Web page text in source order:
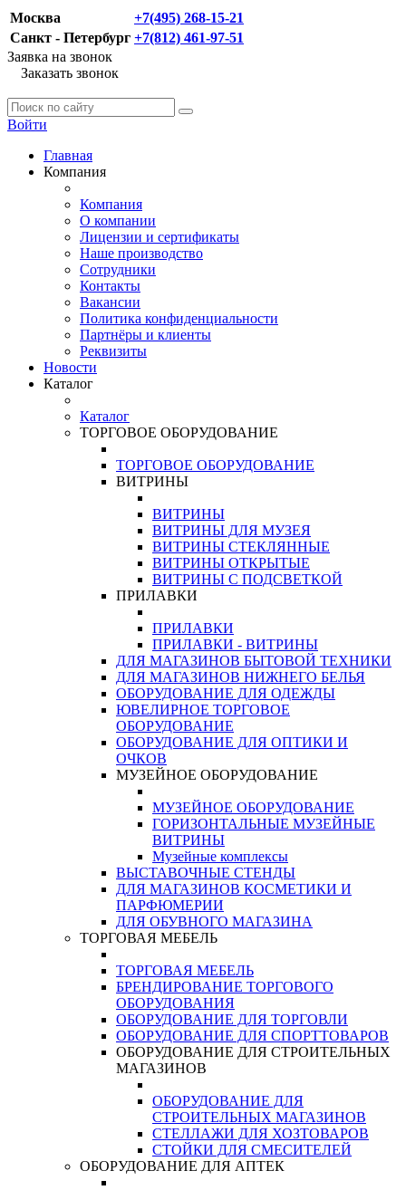
Москва
+7(495) 268-15-21
Санкт - Петербург +7(812) 461-97-51
Заявка на звонок
Заказать звонок
Войти
Главная
Компания
Компания
О компании
Лицензии и сертификаты
Наше производство
Сотрудники
Контакты
Вакансии
Политика конфиденциальности
Партнёры и клиенты
Реквизиты
Новости
Каталог
Каталог
ТОРГОВОЕ ОБОРУДОВАНИЕ
ТОРГОВОЕ ОБОРУДОВАНИЕ
ВИТРИНЫ
ВИТРИНЫ
ВИТРИНЫ ДЛЯ МУЗЕЯ
ВИТРИНЫ СТЕКЛЯННЫЕ
ВИТРИНЫ ОТКРЫТЫЕ
ВИТРИНЫ С ПОДСВЕТКОЙ
ПРИЛАВКИ
ПРИЛАВКИ
ПРИЛАВКИ - ВИТРИНЫ
ДЛЯ МАГАЗИНОВ БЫТОВОЙ ТЕХНИКИ
ДЛЯ МАГАЗИНОВ НИЖНЕГО БЕЛЬЯ
ОБОРУДОВАНИЕ ДЛЯ ОДЕЖДЫ
ЮВЕЛИРНОЕ ТОРГОВОЕ
ОБОРУДОВАНИЕ
ОБОРУДОВАНИЕ ДЛЯ ОПТИКИ И
ОЧКОВ
МУЗЕЙНОЕ ОБОРУДОВАНИЕ
МУЗЕЙНОЕ ОБОРУДОВАНИЕ
ГОРИЗОНТАЛЬНЫЕ МУЗЕЙНЫЕ
ВИТРИНЫ
Музейные комплексы
ВЫСТАВОЧНЫЕ СТЕНДЫ
ДЛЯ МАГАЗИНОВ КОСМЕТИКИ И
ПАРФЮМЕРИИ
ДЛЯ ОБУВНОГО МАГАЗИНА
ТОРГОВАЯ МЕБЕЛЬ
ТОРГОВАЯ МЕБЕЛЬ
БРЕНДИРОВАНИЕ ТОРГОВОГО
ОБОРУДОВАНИЯ
ОБОРУДОВАНИЕ ДЛЯ ТОРГОВЛИ
ОБОРУДОВАНИЕ ДЛЯ СПОРТТОВАРОВ
ОБОРУДОВАНИЕ ДЛЯ СТРОИТЕЛЬНЫХ
МАГАЗИНОВ
ОБОРУДОВАНИЕ ДЛЯ
СТРОИТЕЛЬНЫХ МАГАЗИНОВ
СТЕЛЛАЖИ ДЛЯ ХОЗТОВАРОВ
СТОЙКИ ДЛЯ СМЕСИТЕЛЕЙ
ОБОРУДОВАНИЕ ДЛЯ АПТЕК